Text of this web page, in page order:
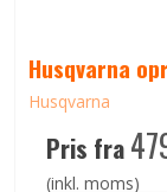
Husqvarna
Husqvarna
Pris fra
(inkl. moms)